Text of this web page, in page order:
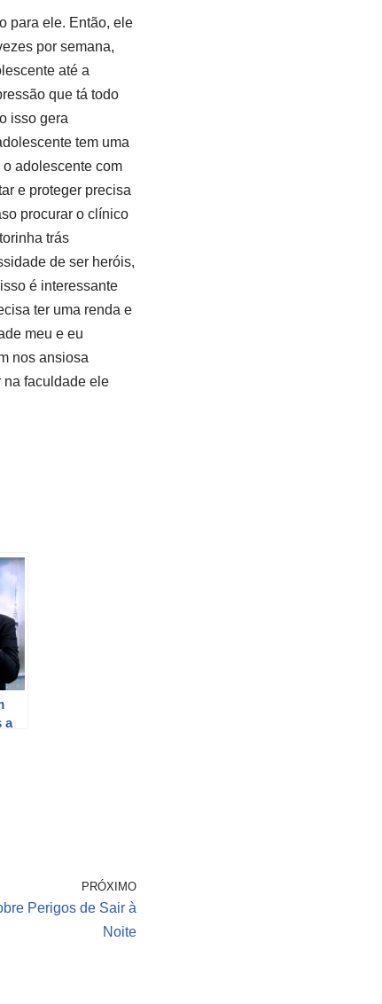
para ele. Então, ele
por semana,
até a
que tá todo
isso gera
tem uma
adolescente com
e proteger precisa
procurar o clínico
trás
de ser heróis,
é interessante
ter uma renda e
meu e eu
nos ansiosa
na faculdade ele
a
PRÓXIMO
Perigos de Sair à
Noite